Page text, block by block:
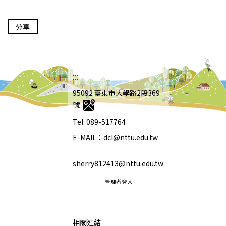
分享
:::
95092 臺東市大學路2段369
號
Tel: 089-517764
E-MAIL：dcl@nttu.edu.tw
sherry812413@nttu.edu.tw
管理者登入
相關連結